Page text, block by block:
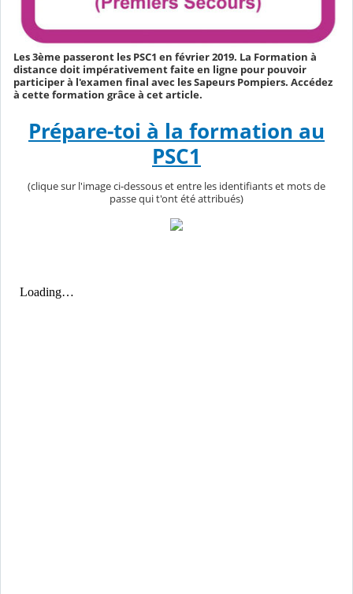
Les 3ème passeront les PSC1 en février 2019. La Formation à
distance doit impérativement faite en ligne pour pouvoir
participer à l'examen final avec les Sapeurs Pompiers. Accédez
à cette formation grâce à cet article.
Prépare-toi à la formation au
PSC1
(clique sur l'image ci-dessous et entre les identifiants et mots de
passe qui t'ont été attribués)